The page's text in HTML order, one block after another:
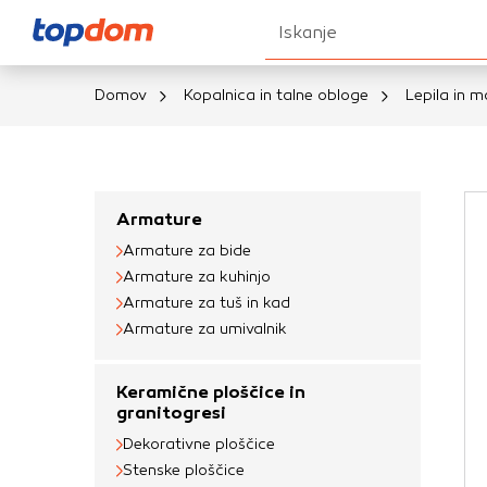
Domov Kopalnica in talne obloge Lepila in
Armature
Armature za bide
Armature za kuhinjo
Armature za tuš in kad
Armature za umivalnik
Keramične ploščice in
granitogresi
Dekorativne ploščice
Stenske ploščice
Ko obiščete katero
brskalnika,
vašo napravo ali pa
informacije
prilagojeno
različna imena
določenih vrst